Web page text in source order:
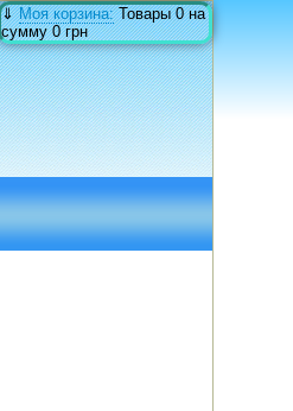
⇓Моя корзина:Товары0на
сумму0 грн